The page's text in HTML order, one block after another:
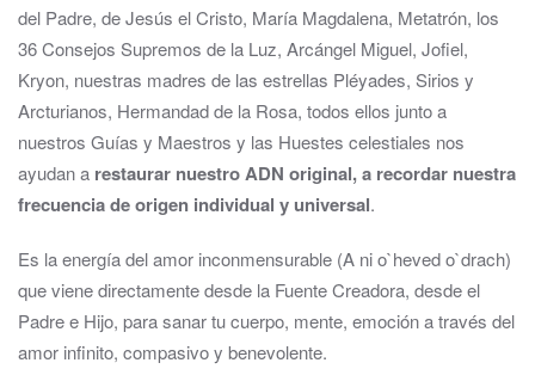
del Padre, de Jesús el Cristo, María Magdalena, Metatrón, los
36 Consejos Supremos de la Luz, Arcángel Miguel, Jofiel,
Kryon, nuestras madres de las estrellas Pléyades, Sirios y
Arcturianos, Hermandad de la Rosa, todos ellos junto a
nuestros Guías y Maestros y las Huestes celestiales nos
ayudan a restaurar nuestro ADN original, a recordar nuestra
frecuencia de origen individual y universal.
Es la energía del amor inconmensurable (A ni o`heved o`drach)
que viene directamente desde la Fuente Creadora, desde el
Padre e Hijo, para sanar tu cuerpo, mente, emoción a través del
amor infinito, compasivo y benevolente.